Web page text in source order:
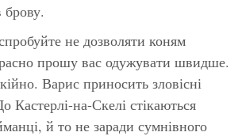
брову.
не дозволяти коням
прошу вас одужувати швидше.
Варис приносить зловісні
Кастерлі-на-Скелі стікаються
й то не заради сумнівного